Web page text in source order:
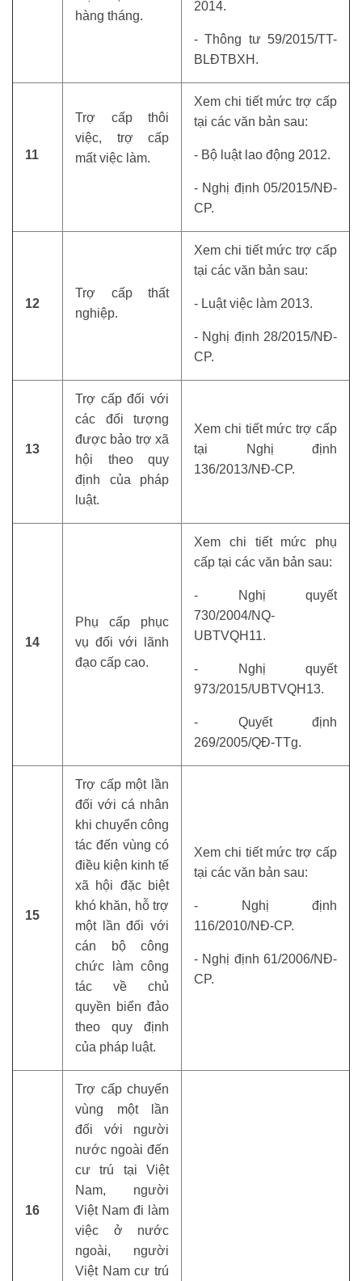
hàng tháng.
2014.
- Thông tư 59/2015/TT-
BLĐTBXH.
11
Trợ cấp thôi
việc, trợ cấp
mất việc làm.
Xem chi tiết mức trợ cấp
tại các văn bản sau:
- Bộ luật lao động 2012.
- Nghị định 05/2015/NĐ-
CP.
12
Trợ cấp thất
nghiệp.
Xem chi tiết mức trợ cấp
tại các văn bản sau:
- Luật việc làm 2013.
- Nghị định 28/2015/NĐ-
CP.
13
Trợ cấp đối với
các đối tượng
được bảo trợ xã
hội theo quy
định của pháp
luật.
Xem chi tiết mức trợ cấp
tại Nghị định
136/2013/NĐ-CP.
14
Phụ cấp phục
vụ đối với lãnh
đạo cấp cao.
Xem chi tiết mức phụ
cấp tại các văn bản sau:
- Nghị quyết
730/2004/NQ-
UBTVQH11.
- Nghị quyết
973/2015/UBTVQH13.
- Quyết định
269/2005/QĐ-TTg.
15
Trợ cấp một lần
đối với cá nhân
khi chuyển công
tác đến vùng có
điều kiện kinh tế
xã hội đặc biệt
khó khăn, hỗ trợ
một lần đối với
cán bộ công
chức làm công
tác về chủ
quyền biển đảo
theo quy định
của pháp luật.
Xem chi tiết mức trợ cấp
tại các văn bản sau:
- Nghị định
116/2010/NĐ-CP.
- Nghị định 61/2006/NĐ-
CP.
16
Trợ cấp chuyển
vùng một lần
đối với người
nước ngoài đến
cư trú tại Việt
Nam, người
Việt Nam đi làm
việc ở nước
ngoài, người
Việt Nam cư trú